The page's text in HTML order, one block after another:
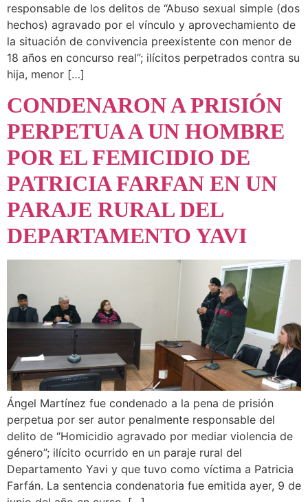
responsable de los delitos de “Abuso sexual simple (dos
hechos) agravado por el vínculo y aprovechamiento de
la situación de convivencia preexistente con menor de
18 años en concurso real”; ilícitos perpetrados contra su
hija, menor […]
CONDENARON A PRISIÓN
PERPETUA A UN HOMBRE
POR EL FEMICIDIO DE
PATRICIA FARFAN EN UN
PARAJE RURAL DEL
DEPARTAMENTO YAVI
Ángel Martínez fue condenado a la pena de prisión
perpetua por ser autor penalmente responsable del
delito de “Homicidio agravado por mediar violencia de
género”; ilícito ocurrido en un paraje rural del
Departamento Yavi y que tuvo como víctima a Patricia
Farfán. La sentencia condenatoria fue emitida ayer, 9 de